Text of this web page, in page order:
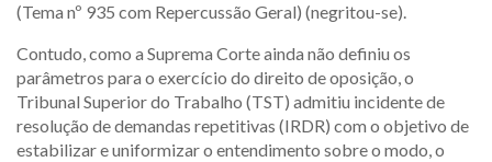
(Tema nº 935 com Repercussão Geral) (negritou-se).
Contudo, como a Suprema Corte ainda não definiu os
parâmetros para o exercício do direito de oposição, o
Tribunal Superior do Trabalho (TST) admitiu incidente de
resolução de demandas repetitivas (IRDR) com o objetivo de
estabilizar e uniformizar o entendimento sobre o modo, o